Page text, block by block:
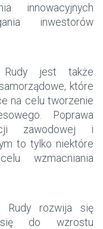
innowacyjnych
inwestorów
Rudy jest także
które
na celu tworzenie
Poprawa
zawodowej i
to tylko niektóre
wzmacniania
Rudy rozwija się
się do wzrostu